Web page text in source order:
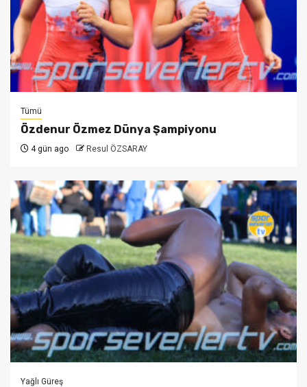
Tümü
Özdenur Özmez Dünya Şampiyonu
4 gün ago Resul ÖZSARAY
Yağlı Güreş